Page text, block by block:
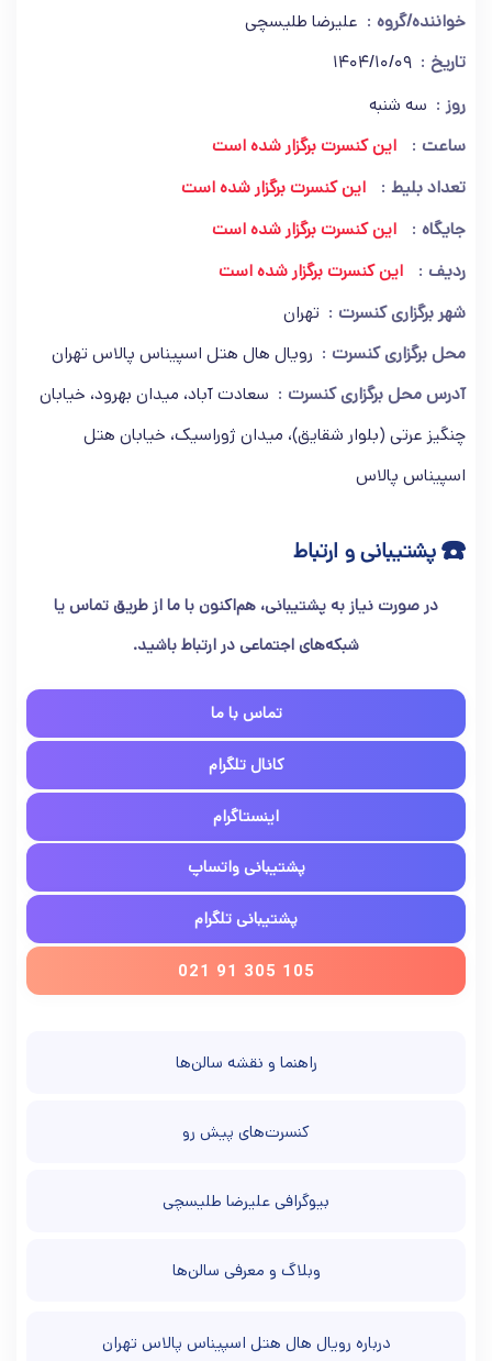
خواننده/گروه
علیرضا طلیسچی
تاریخ
1404/10/09
روز
سه شنبه
ساعت
این کنسرت برگزار شده است
تعداد بلیط این کنسرت برگزار شده است
جایگاه این کنسرت برگزار شده است
ردیف این کنسرت برگزار شده است
شهر برگزاری کنسرت
تهران
محل برگزاری کنسرت
رويال هال هتل اسپیناس پالاس تهران
آدرس محل برگزاری کنسرت
سعادت آباد، میدان بهرود، خیابان
چنگیز عرتی (بلوار شقایق)، میدان ژوراسیک، خیابان هتل
اسپیناس پالاس
☎️پشتیبانی و ارتباط
در صورت نیاز به پشتیبانی، هم‌اکنون با ما از طریق تماس یا
شبکه‌های اجتماعی در ارتباط باشید.
تماس با ما
کانال تلگرام
اینستاگرام
پشتیبانی واتساپ
پشتیبانی تلگرام
021 91 305 105
راهنما و نقشه سالن‌ها
کنسرت‌های پیش رو
بیوگرافی علیرضا طلیسچی
وبلاگ و معرفی سالن‌ها
درباره رويال هال هتل اسپیناس پالاس تهران